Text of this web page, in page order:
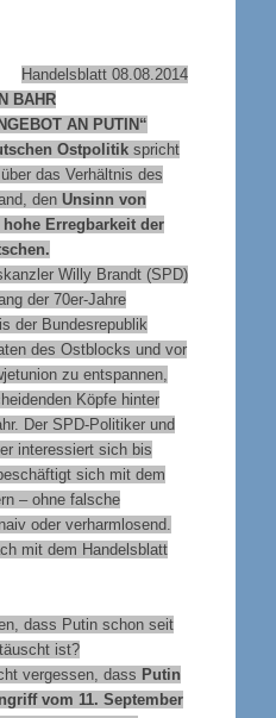
Handelsblatt 08.08.2014
BAHR
AN PUTIN“
Ostpolitikspricht
das Verhältnis des
denUnsinn von
Erregbarkeit der
Willy Brandt (SPD)
der 70er-Jahre
der Bundesrepublik
des Ostblocks und vor
zu entspannen,
Köpfe hinter
Der SPD-Politiker und
interessiert sich bis
sich mit dem
– ohne falsche
oder verharmlosend.
mit dem Handelsblatt
dass Putin schon seit
ist?
vergessen, dass Putin
vom 11. September